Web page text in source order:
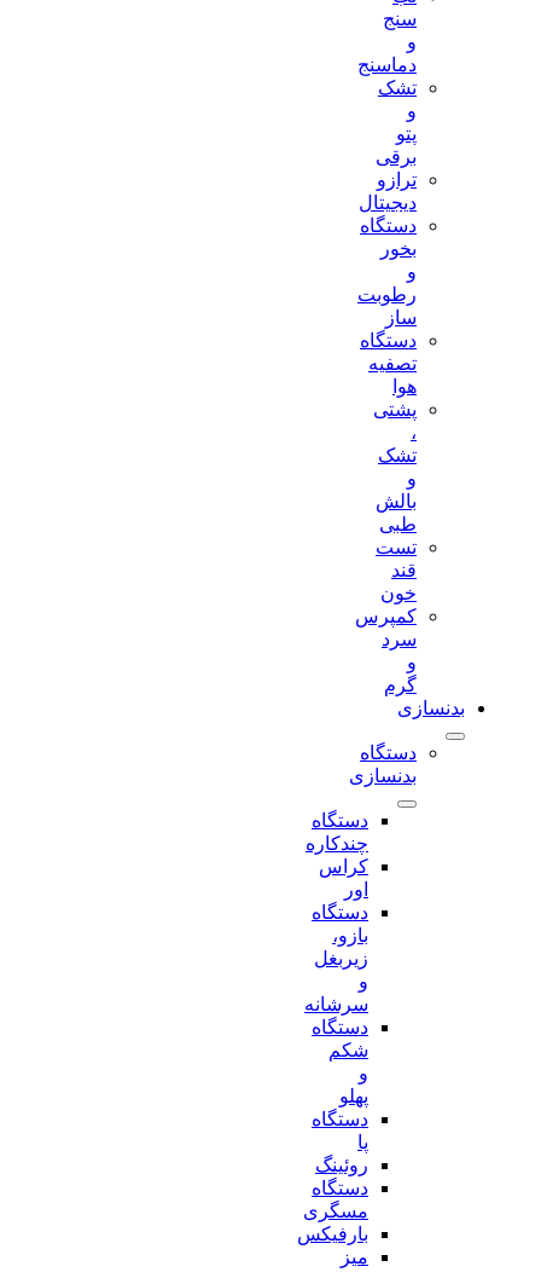
دماسنج
تشک
ترازو
دیجیتال
دستگاه
رطوبت
دستگاه
تصفیه
پشتی
تست
کمپرس
بدنسازی
دستگاه
بدنسازی
دستگاه
چندکاره
کراس
دستگاه
زیربغل
سرشانه
دستگاه
دستگاه
روئینگ
دستگاه
مسگری
بارفیکس
میز